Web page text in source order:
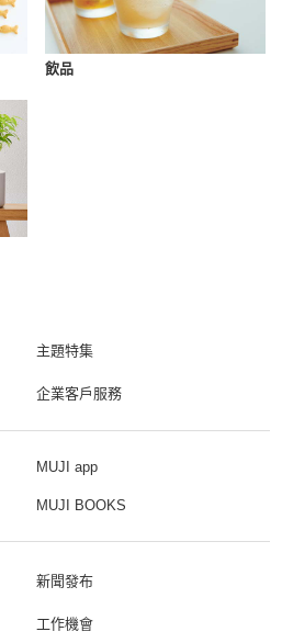
飲品
主題特集
企業客戶服務
MUJI app
MUJI BOOKS
新聞發布
工作機會